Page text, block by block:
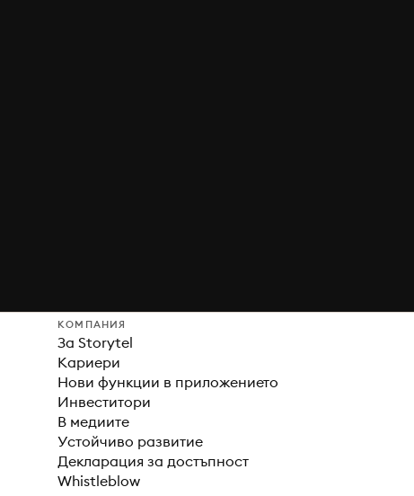
КОМПАНИЯ
За Storytel
Кариери
Нови функции в приложението
Инвеститори
В медиите
Устойчиво развитие
Декларация за достъпност
Whistleblow